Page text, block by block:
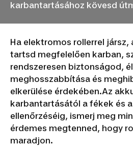
karbantartásához kövesd
Ha elektromos rollerrel jársz,
tartsd megfelelően karban,
rendszeresen biztonságod,
meghosszabbítása és
elkerülése érdekében.Az
karbantartásától a fékek és
ellenőrzéséig, ismerj meg
érdemes megtenned, hogy
maradjon.